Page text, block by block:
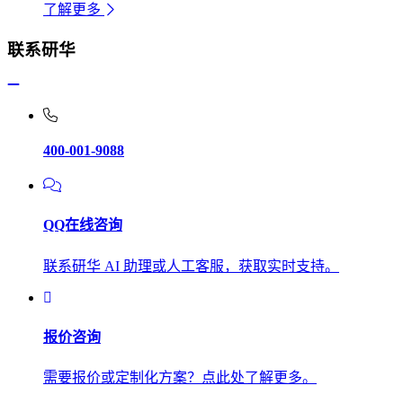
了解更多
联系研华
400-001-9088
QQ在线咨询
联系研华 AI 助理或人工客服，获取实时支持。
报价咨询
需要报价或定制化方案？点此处了解更多。